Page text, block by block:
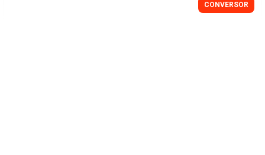
CONVERSOR